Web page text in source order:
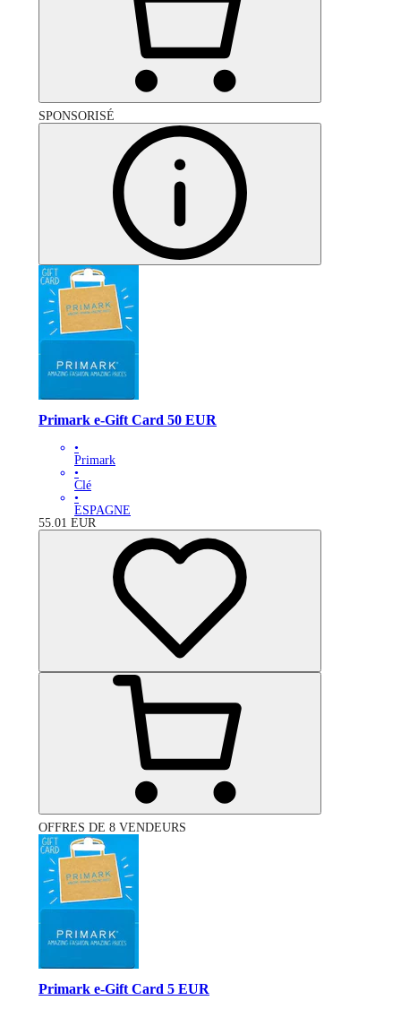
SPONSORISÉ
Primark e-Gift Card 50 EUR
•
Primark
•
Clé
•
ESPAGNE
55.01 EUR
OFFRES DE 8 VENDEURS
Primark e-Gift Card 5 EUR